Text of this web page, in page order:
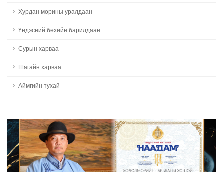
Хурдан морины уралдаан
Үндэсний бөхийн барилдаан
Сурын харваа
Шагайн харваа
Аймгийн тухай